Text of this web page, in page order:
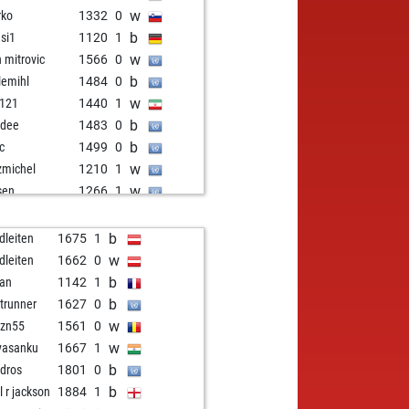
1332 0 w
1120 1 b
mitrovic 1566 0 w
1484 0 b
1440 1 w
1483 0 b
1499 0 b
1210 1 w
1266 1 w
1042 1 w
1598 0 b
1666 0 b
1650 0 w
1675 1 b
1662 0 w
1142 1 b
1627 0 b
1561 0 w
1667 1 w
1801 0 b
r jackson 1884 1 b